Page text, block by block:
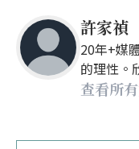
許家禎
20年+媒
的理性。
查看所